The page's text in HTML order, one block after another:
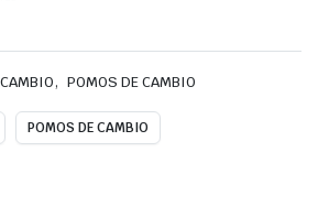
, POMOS DE CAMBIO
POMOS DE CAMBIO